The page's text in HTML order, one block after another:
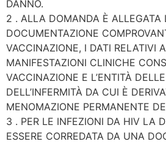
DANNO.
2 . ALLA DOMANDA È ALLEGATA
DOCUMENTAZIONE
VACCINAZIONE, I DATI RELATIVI
MANIFESTAZIONI CLINICHE
VACCINAZIONE E L’ENTITÀ
DELL’INFERMITÀ DA CUI È
MENOMAZIONE PERMANENTE
3 . PER LE INFEZIONI DA HIV LA
ESSERE CORREDATA DA UNA